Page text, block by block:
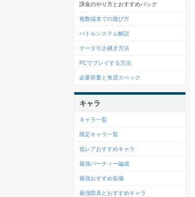
課金のやり方とおすすめパック
複数端末での遊び方
バトルシステム解説
データ引き継ぎ方法
PCでプレイする方法
必要容量と推奨スペック
キャラ
キャラ一覧
限定キャラ一覧
低レアおすすめキャラ
最強パーティー編成
最強おすすめ装備
最強防具とおすすめキャラ